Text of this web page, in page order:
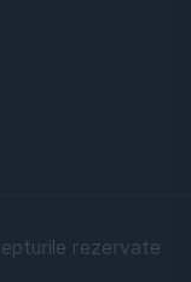
rezervate